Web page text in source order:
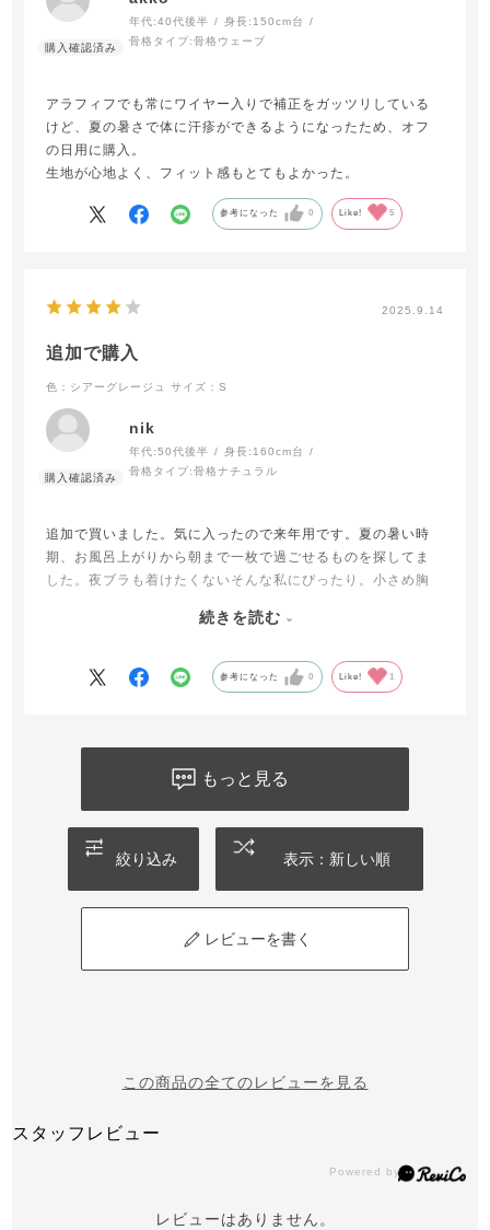
年代:40代後半 身長: 150cm台
骨格タイプ:骨格ウェーブ
アラフィフでも常にワイヤー入りで補正をガッツリしている
けど、夏の暑さで体に汗疹ができるようになったため、オフ
の日用に購入。
生地が心地よく、フィット感もとてもよかった。
参考になった 0 Like! 5
2025.9.14
追加で購入
色：シアーグレージュ サイズ：S
nik
年代:50代後半 身長: 160cm台
骨格タイプ:骨格ナチュラル
追加で買いました。気に入ったので来年用です。夏の暑い時
期、お風呂上がりから朝まで一枚で過ごせるものを探してま
した。夜ブラも着けたくないそんな私にぴったり。小さめ胸
ッとせずボディラインを拾わない為、苦しくありません。寝
⭐︎4にしたのはパッドを出して洗うのですが、出し入れすると
続きを読む
参考になった 0 Like! 1
もっと見る
絞り込み 表示：新しい順
レビューを書く
この商品の全てのレビューを見る
スタッフレビュー
レビューはありません。